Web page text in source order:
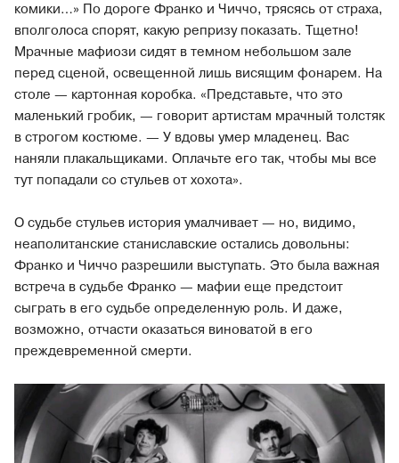
комики…» По дороге Франко и Чиччо, трясясь от страха,
вполголоса спорят, какую репризу показать. Тщетно!
Мрачные мафиози сидят в темном небольшом зале
перед сценой, освещенной лишь висящим фонарем. На
столе — картонная коробка. «Представьте, что это
маленький гробик, — говорит артистам мрачный толстяк
в строгом костюме. — У вдовы умер младенец. Вас
наняли плакальщиками. Оплачьте его так, чтобы мы все
тут попадали со стульев от хохота».
О судьбе стульев история умалчивает — но, видимо,
неаполитанские станиславские остались довольны:
Франко и Чиччо разрешили выступать. Это была важная
встреча в судьбе Франко — мафии еще предстоит
сыграть в его судьбе определенную роль. И даже,
возможно, отчасти оказаться виноватой в его
преждевременной смерти.